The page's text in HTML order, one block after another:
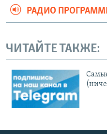
РАДИО
ЧИТАЙТЕ ТАКЖЕ: